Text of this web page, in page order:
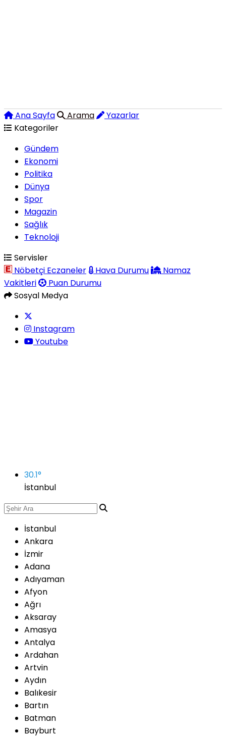
Ana Sayfa Arama
Yazarlar
Kategoriler
Gündem
Ekonomi
Politika
Dünya
Spor
Magazin
Sağlık
Teknoloji
Servisler
Nöbetçi Eczaneler
Hava Durumu
Namaz
Vakitleri
Puan Durumu
Sosyal Medya
Instagram
Youtube
30.1°
İstanbul
İstanbul
Ankara
İzmir
Adana
Adıyaman
Afyon
Ağrı
Aksaray
Amasya
Antalya
Ardahan
Artvin
Aydın
Balıkesir
Bartın
Batman
Bayburt